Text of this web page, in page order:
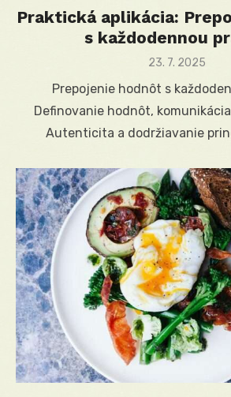
Praktická aplikácia:
s každodennou
Posted
23. 7. 2025
Prepojenie hodnôt s
Definovanie hodnôt,
Autenticita a dodržiavanie